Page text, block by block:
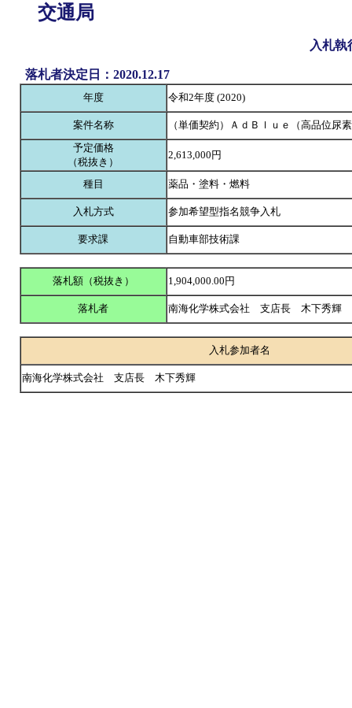
交通局
入札執
落札者決定日：2020.12.17
年度 令和2年度 (2020)
案件名称
（単価契約）ＡｄＢｌｕｅ（高品位尿
予定価格
（税抜き）
2,613,000円
種目 薬品・塗料・燃料
入札方式 参加希望型指名競争入札
要求課 自動車部技術課
落札額（税抜き） 1,904,000.00円
落札者 南海化学株式会社 支店長 木下秀輝
入札参加者名
南海化学株式会社 支店長 木下秀輝